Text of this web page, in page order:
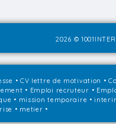
2026 ©
• CV lettre de motivation •
• Emploi recruteur •
• mission temporaire •
• metier •